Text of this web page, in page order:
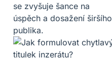
se zvyšuje šance na
úspěch a dosažení širšího
publika.